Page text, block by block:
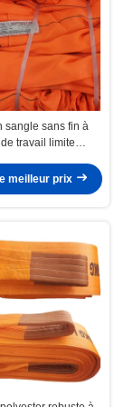
sangle sans fin à
travail limite
à l'abrasion,
la manutention
meilleur prix